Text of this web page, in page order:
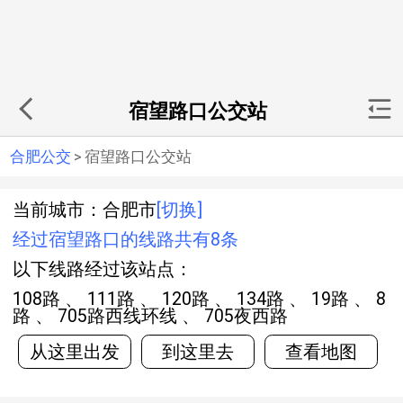
宿望路口公交站
合肥公交 > 宿望路口公交站
当前城市：合肥市 [切换]
经过宿望路口的线路共有8条
以下线路经过该站点：
108路 、 111路 、 120路 、 134路 、 19路 、 8
路 、 705路西线环线 、 705夜西路
从这里出发
到这里去 查看地图